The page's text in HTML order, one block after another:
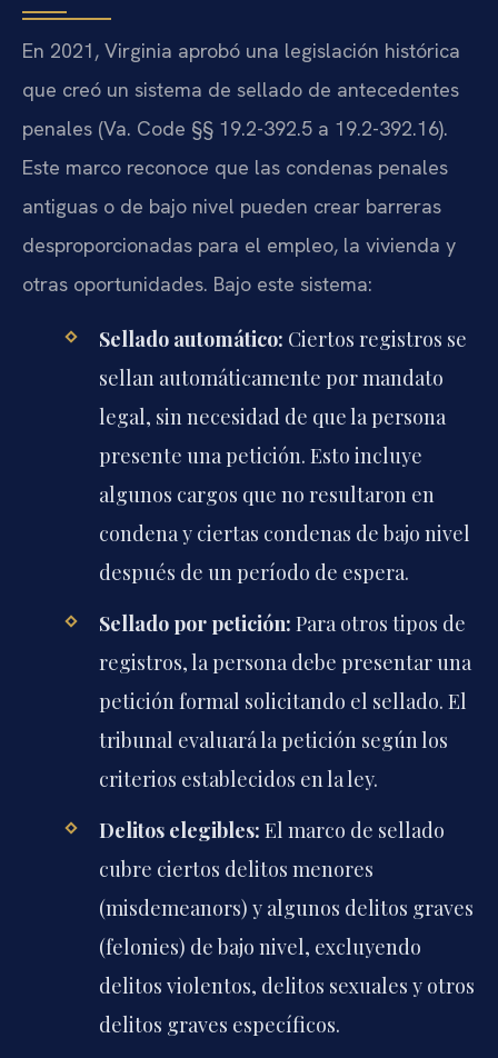
En 2021, Virginia aprobó una legislación histórica
que creó un sistema de sellado de antecedentes
penales (Va. Code §§ 19.2-392.5 a 19.2-392.16).
Este marco reconoce que las condenas penales
antiguas o de bajo nivel pueden crear barreras
desproporcionadas para el empleo, la vivienda y
otras oportunidades. Bajo este sistema:
Sellado automático: Ciertos registros se
sellan automáticamente por mandato
legal, sin necesidad de que la persona
presente una petición. Esto incluye
algunos cargos que no resultaron en
condena y ciertas condenas de bajo nivel
después de un período de espera.
Sellado por petición: Para otros tipos de
registros, la persona debe presentar una
petición formal solicitando el sellado. El
tribunal evaluará la petición según los
criterios establecidos en la ley.
Delitos elegibles: El marco de sellado
cubre ciertos delitos menores
(misdemeanors) y algunos delitos graves
(felonies) de bajo nivel, excluyendo
delitos violentos, delitos sexuales y otros
delitos graves específicos.